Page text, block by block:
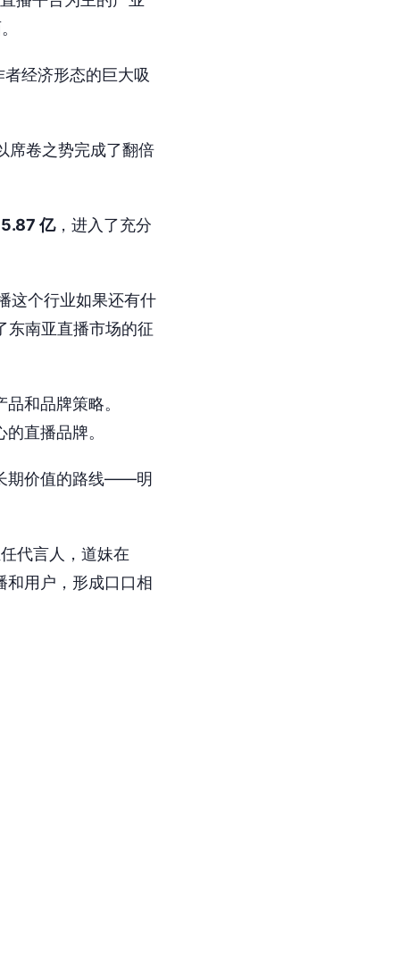
经济形态的巨大吸
席卷之势完成了翻倍
5.87 亿，进入了充分
这个行业如果还有什
东南亚直播市场的征
和品牌策略。
直播品牌。
期价值的路线——明
代言人，道妹在
和用户，形成口口相